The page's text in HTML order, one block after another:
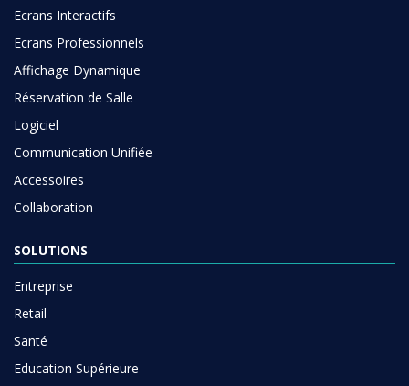
Ecrans Interactifs
Ecrans Professionnels
Affichage Dynamique
Réservation de Salle
Logiciel
Communication Unifiée
Accessoires
Collaboration
SOLUTIONS
Entreprise
Retail
Santé
Education Supérieure